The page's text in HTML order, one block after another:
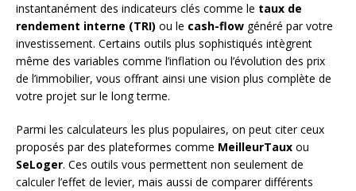
instantanément des indicateurs clés comme le taux de
rendement interne (TRI) ou le cash-flow généré par votre
investissement. Certains outils plus sophistiqués intègrent
même des variables comme l’inflation ou l’évolution des prix
de l’immobilier, vous offrant ainsi une vision plus complète de
votre projet sur le long terme.
Parmi les calculateurs les plus populaires, on peut citer ceux
proposés par des plateformes comme MeilleurTaux ou
SeLoger. Ces outils vous permettent non seulement de
calculer l’effet de levier, mais aussi de comparer différents